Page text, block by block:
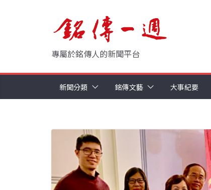
專屬於銘傳人的新聞平台
新聞分類 銘傳文藝 大事紀要